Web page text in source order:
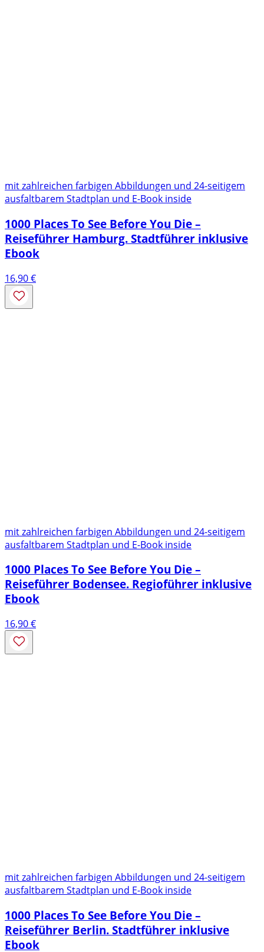
mit zahlreichen farbigen Abbildungen und 24-seitigem
ausfaltbarem Stadtplan und E-Book inside
1000 Places To See Before You Die –
Reiseführer Hamburg. Stadtführer inklusive
Ebook
16,90€
mit zahlreichen farbigen Abbildungen und 24-seitigem
ausfaltbarem Stadtplan und E-Book inside
1000 Places To See Before You Die –
Reiseführer Bodensee. Regioführer inklusive
Ebook
16,90€
mit zahlreichen farbigen Abbildungen und 24-seitigem
ausfaltbarem Stadtplan und E-Book inside
1000 Places To See Before You Die –
Reiseführer Berlin. Stadtführer inklusive
Ebook